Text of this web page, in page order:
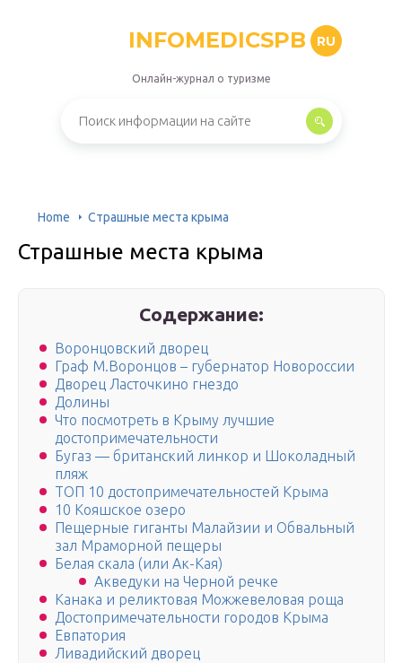
INFOMEDICSPB RU
Онлайн-журнал о туризме
Home Страшные места крыма
Страшные места крыма
Содержание:
Воронцовский дворец
Граф М.Воронцов – губернатор Новороссии
Дворец Ласточкино гнездо
Долины
Что посмотреть в Крыму лучшие
достопримечательности
Бугаз — британский линкор и Шоколадный
пляж
ТОП 10 достопримечательностей Крыма
10 Кояшское озеро
Пещерные гиганты Малайзии и Обвальный
зал Мраморной пещеры
Белая скала (или Ак-Кая)
Акведуки на Черной речке
Канака и реликтовая Можжевеловая роща
Достопримечательности городов Крыма
Евпатория
Ливадийский дворец